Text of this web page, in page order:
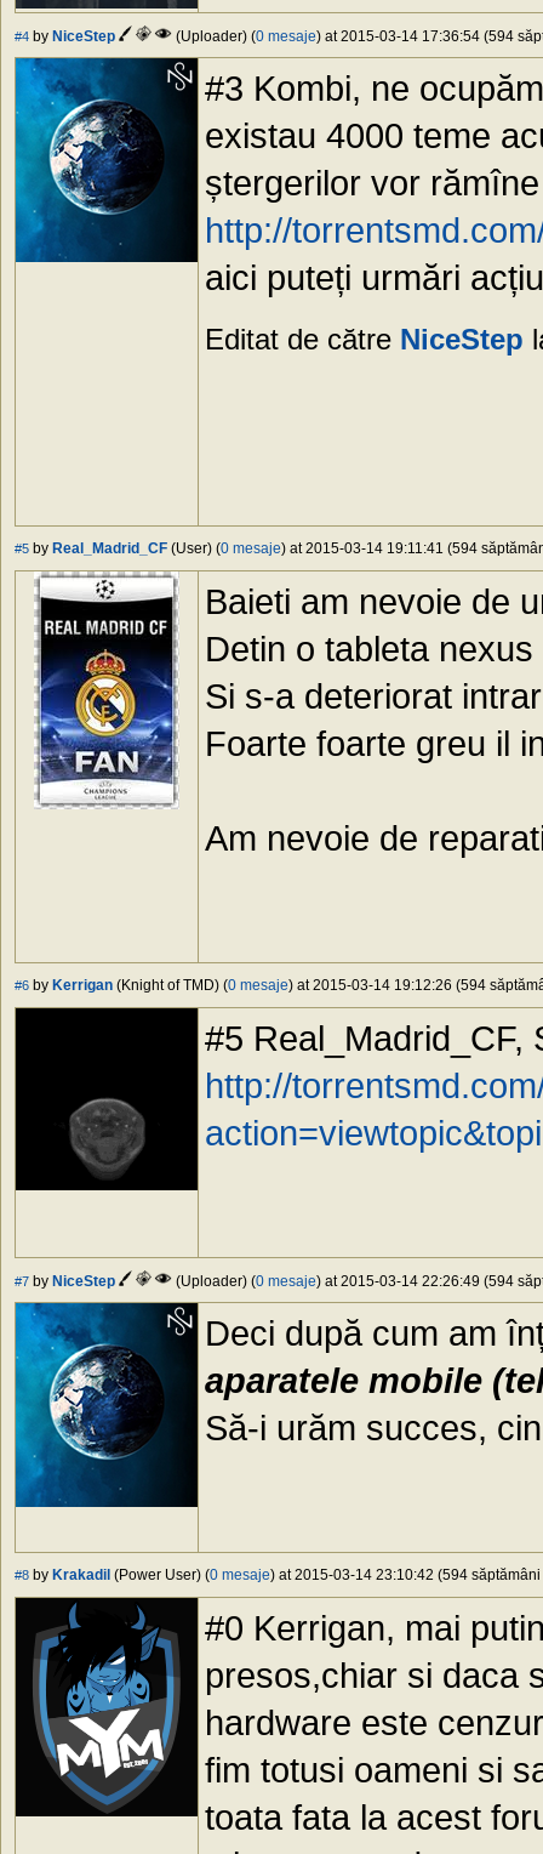
#4 by NiceStep (Uploader) (0 mesaje) at 2015-03-14 17:36:54 (594
#3 Kombi, ne
existau 4000 teme
ștergerilor vor
http://
aici puteți urmări
Editat de către NiceStep
#5 by Real_Madrid_CF (User) (0 mesaje) at 2015-03-14 19:11:41 (594
Baieti am nevoie de
Detin o tableta
Si s-a deteriorat
Foarte foarte greu il
Am nevoie de
#6 by Kerrigan (Knight of TMD) (0 mesaje) at 2015-03-14 19:12:26 (594
#5 Real_Madrid_CF,
http://
#7 by NiceStep (Uploader) (0 mesaje) at 2015-03-14 22:26:49 (594
Deci după cum am
aparatele mobile
Să-i urăm succes,
#8 by Krakadil (Power User) (0 mesaje) at 2015-03-14 23:10:42 (594
#0 Kerrigan, mai
presos,chiar si daca
hardware este
fim totusi oameni si
toata fata la acest